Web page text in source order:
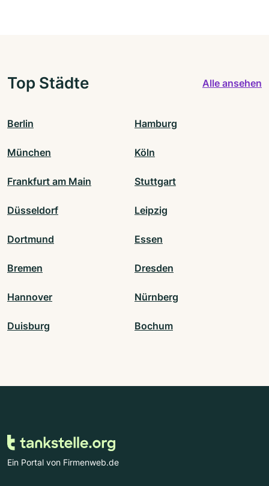
Top Städte Alle ansehen
Berlin Hamburg
München Köln
Frankfurt am Main Stuttgart
Düsseldorf Leipzig
Dortmund Essen
Bremen Dresden
Hannover Nürnberg
Duisburg Bochum
Ein Portal von Firmenweb.de